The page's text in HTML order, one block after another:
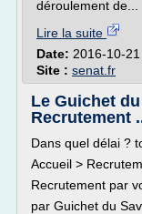
déroulement de...
Lire la suite
Date: 2016-10-
Site : senat.fr
Le Guichet
Recrutement
Dans quel délai ?
Accueil >
Recrutement par
par Guichet du